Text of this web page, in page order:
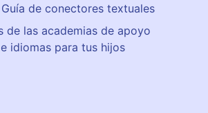
de conectores textuales
de las academias de apoyo
idiomas para tus hijos